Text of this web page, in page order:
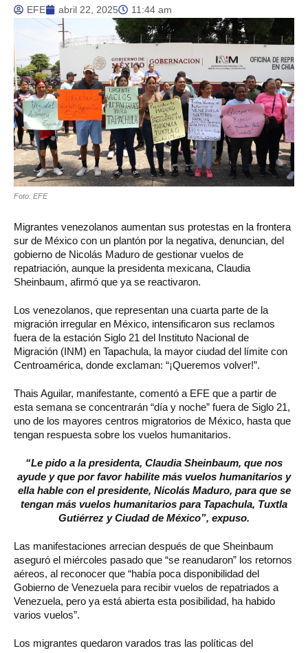
EFE abril 22, 2025 11:44 am
Foto: EFE
Migrantes venezolanos aumentan sus protestas en la frontera
sur de México con un plantón por la negativa, denuncian, del
gobierno de Nicolás Maduro de gestionar vuelos de
repatriación, aunque la presidenta mexicana, Claudia
Sheinbaum, afirmó que ya se reactivaron.
Los venezolanos, que representan una cuarta parte de la
migración irregular en México, intensificaron sus reclamos
fuera de la estación Siglo 21 del Instituto Nacional de
Migración (INM) en Tapachula, la mayor ciudad del límite con
Centroamérica, donde exclaman: “¡Queremos volver!”.
Thais Aguilar, manifestante, comentó a EFE que a partir de
esta semana se concentrarán “día y noche” fuera de Siglo 21,
uno de los mayores centros migratorios de México, hasta que
tengan respuesta sobre los vuelos humanitarios.
“Le pido a la presidenta, Claudia Sheinbaum, que nos
ayude y que por favor habilite más vuelos humanitarios y
ella hable con el presidente, Nicolás Maduro, para que se
tengan más vuelos humanitarios para Tapachula, Tuxtla
Gutiérrez y Ciudad de México”, expuso.
Las manifestaciones arrecian después de que Sheinbaum
aseguró el miércoles pasado que “se reanudaron” los retornos
aéreos, al reconocer que “había poca disponibilidad del
Gobierno de Venezuela para recibir vuelos de repatriados a
Venezuela, pero ya está abierta esta posibilidad, ha habido
varios vuelos”.
Los migrantes quedaron varados tras las políticas del